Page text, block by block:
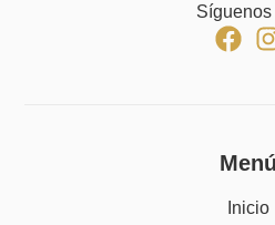
Síguenos
Menú
Inicio